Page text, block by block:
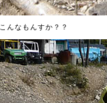
こんなもんすか？？